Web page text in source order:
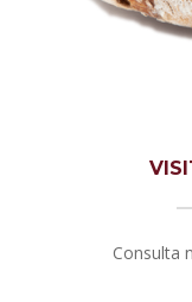
Consulta